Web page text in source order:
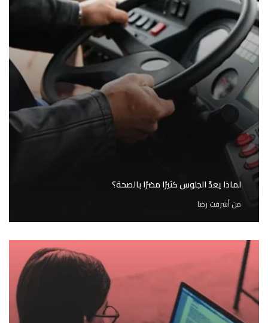
لماذا يعدّ الجلوس كثيرًا مضرًا بالصحة؟
منأشرقت رضا